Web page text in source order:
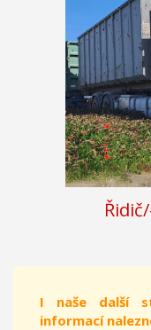
I naše další
informací